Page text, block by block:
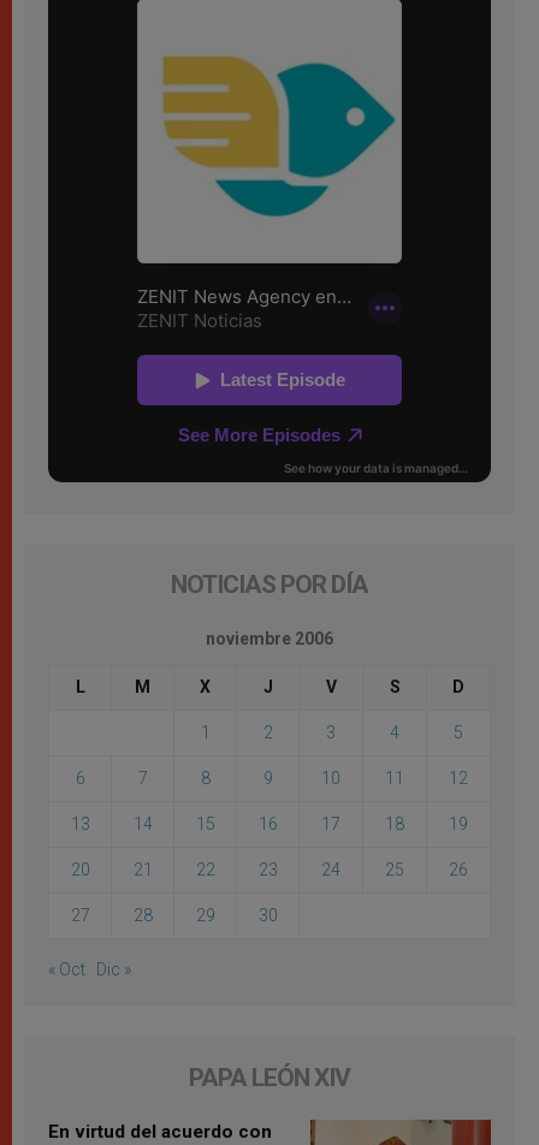
NOTICIAS POR DÍA
noviembre 2006
L M X J V S D
1 2 3 4 5
6 7 8 9 10 11 12
13 14 15 16 17 18 19
20 21 22 23 24 25 26
27 28 29 30
« Oct Dic »
PAPA LEÓN XIV
En virtud del acuerdo con